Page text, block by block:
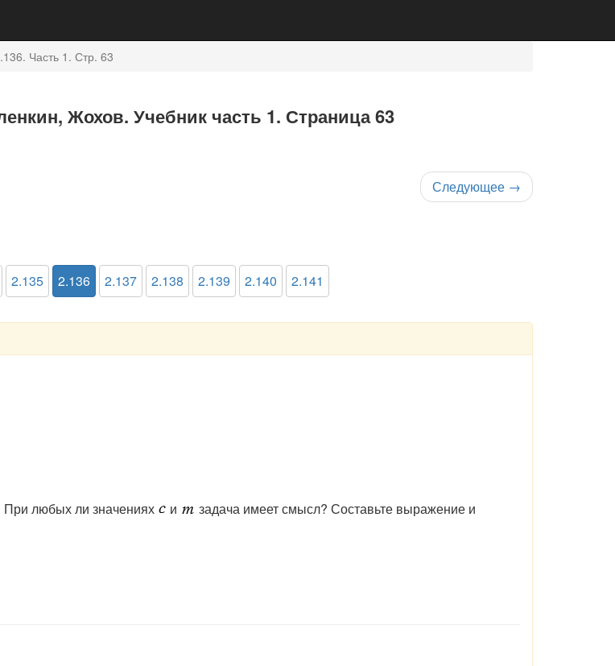
Часть 1. Стр. 63
Жохов. Учебник часть 1. Страница 63
Следующее →
2.135 2.136 2.137 2.138 2.139 2.140 2.141
При любых ли значениях и
задача имеет смысл? Составьте выражение и